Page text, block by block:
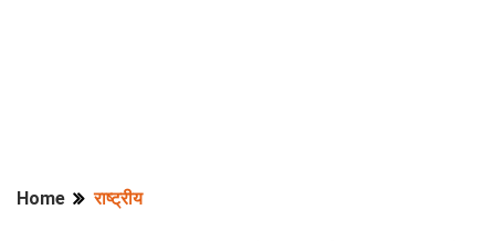
Home राष्ट्रीय